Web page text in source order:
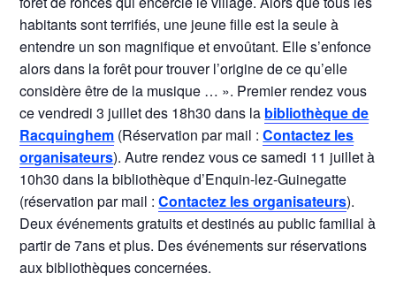
habitants sont terrifiés, une jeune fille est la seule à
entendre un son magnifique et envoûtant. Elle s’enfonce
alors dans la forêt pour trouver l’origine de ce qu’elle
considère être de la musique … ». Premier rendez vous
ce vendredi 3 juillet des 18h30 dans la bibliothèque de
Racquinghem (Réservation par mail :Contactez les
organisateurs). Autre rendez vous ce samedi 11 juillet à
10h30 dans la bibliothèque d’Enquin-lez-Guinegatte
(réservation par mail :Contactez les organisateurs).
Deux événements gratuits et destinés au public familial à
partir de 7ans et plus. Des événements sur réservations
aux bibliothèques concernées.